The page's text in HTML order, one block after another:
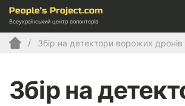
Всеукраїнський центр волонтерів
Збір на детектори ворожих дронів
Збір на